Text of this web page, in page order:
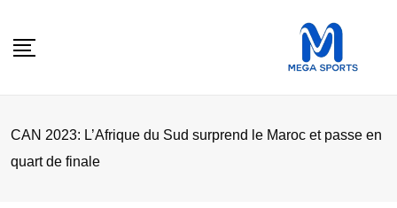
CAN 2023: L’Afrique du Sud surprend le Maroc et passe en
quart de finale